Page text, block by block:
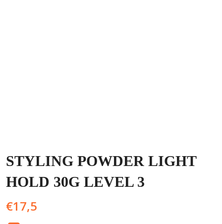
STYLING POWDER LIGHT
HOLD 30G LEVEL 3
€17,5